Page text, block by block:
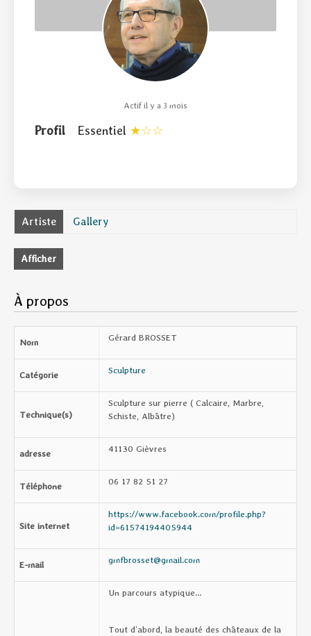
Actif il y a 3 mois
Profil Essentiel
Artiste Gallery
Afficher
À propos
Nom Gérard BROSSET
Catégorie Sculpture
Technique(s)
Sculpture sur pierre ( Calcaire, Marbre,
Schiste, Albâtre)
adresse 41130 Gièvres
Téléphone 06 17 82 51 27
Site internet
https://www.facebook.com/profile.php?
id=61574194405944
E-mail gmfbrosset@gmail.com
Un parcours atypique…
Tout d’abord, la beauté des châteaux de la